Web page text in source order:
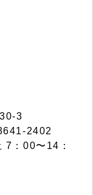
3
2402
：00〜14：